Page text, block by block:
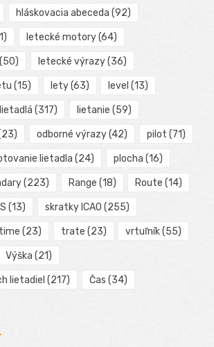
hláskovacia abeceda (92)
letecké motory(64)
(50) letecké výrazy(36)
(15) lety(63) level (13)
lietadlá (317) lietanie (59)
odborné výrazy(42) pilot (71)
lietadla (24) plocha (16)
(223) Range (18) Route (14)
S (13) skratky ICAO (255)
time (23) trate (23) vrtuľník(55)
Výška (21)
lietadiel (217) Čas (34)